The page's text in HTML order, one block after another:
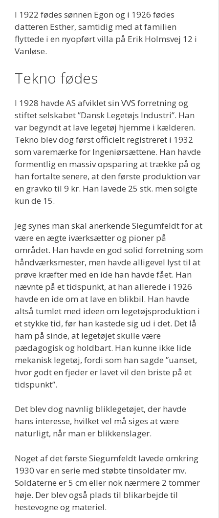
I 1922 fødes sønnen Egon og i 1926 fødes
datteren Esther, samtidig med at familien
flyttede i en nyopført villa på Erik Holmsvej 12 i
Vanløse.
Tekno fødes
I 1928 havde AS afviklet sin VVS forretning og
stiftet selskabet ”Dansk Legetøjs Industri”. Han
var begyndt at lave legetøj hjemme i kælderen.
Tekno blev dog først officielt registreret i 1932
som varemærke for Ingeniørsættene. Han havde
formentlig en massiv opsparing at trække på og
han fortalte senere, at den første produktion var
en gravko til 9 kr. Han lavede 25 stk. men solgte
kun de 15.
Jeg synes man skal anerkende Siegumfeldt for at
være en ægte iværksætter og pioner på
området. Han havde en god solid forretning som
håndværksmester, men havde alligevel lyst til at
prøve kræfter med en ide han havde fået. Han
nævnte på et tidspunkt, at han allerede i 1926
havde en ide om at lave en blikbil. Han havde
altså tumlet med ideen om legetøjsproduktion i
et stykke tid, før han kastede sig ud i det. Det lå
ham på sinde, at legetøjet skulle være
pædagogisk og holdbart. Han kunne ikke lide
mekanisk legetøj, fordi som han sagde ”uanset,
hvor godt en fjeder er lavet vil den briste på et
tidspunkt”.
Det blev dog navnlig bliklegetøjet, der havde
hans interesse, hvilket vel må siges at være
naturligt, når man er blikkenslager.
Noget af det første Siegumfeldt lavede omkring
1930 var en serie med støbte tinsoldater mv.
Soldaterne er 5 cm eller nok nærmere 2 tommer
høje. Der blev også plads til blikarbejde til
hestevogne og materiel.